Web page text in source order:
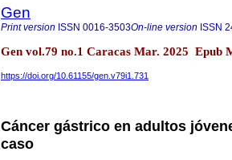
Gen
Print version ISSN 0016-3503On-line version ISSN
Gen vol.79 no.1 Caracas Mar. 2025 Epub
https://doi.org/10.61155/gen.v79i1.731
Cáncer gástrico en adultos
caso